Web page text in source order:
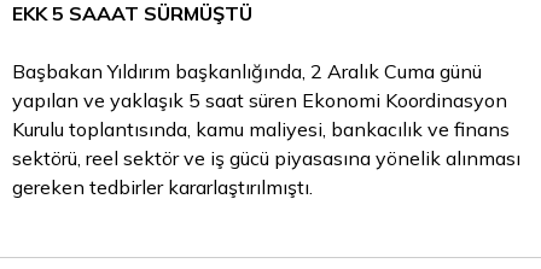
EKK 5 SAAAT SÜRMÜŞTÜ
Başbakan Yıldırım başkanlığında, 2 Aralık Cuma günü
yapılan ve yaklaşık 5 saat süren Ekonomi Koordinasyon
Kurulu toplantısında, kamu maliyesi, bankacılık ve finans
sektörü, reel sektör ve iş gücü piyasasına yönelik alınması
gereken tedbirler kararlaştırılmıştı.